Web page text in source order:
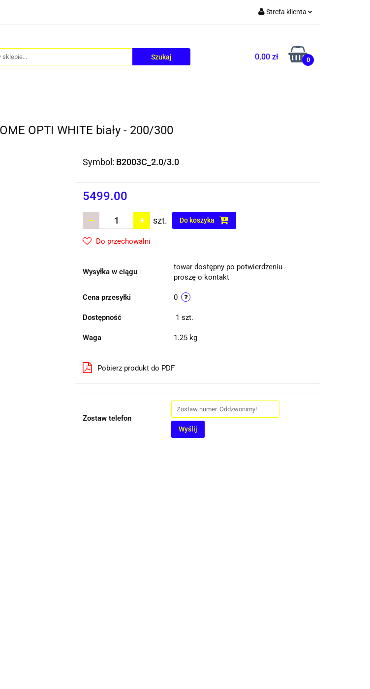
Strefa klienta
Zarejestruj się
Dodaj zgłoszenie
0,00 zł 0
OPTI WHITE biały - 200/300
Symbol: B2003C_2.0/3.0
5499.00
szt. Do koszyka
Do przechowalni
Wysyłka w ciągu
towar dostępny po potwierdzeniu -
proszę o kontakt
Cena przesyłki 0
Dostępność 1 szt.
Waga 1.25 kg
Pobierz produkt do PDF
Zostaw telefon
Wyślij